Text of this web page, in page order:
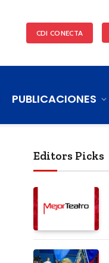
CDI CONECTA
PUBLICACIONES
Editors Picks